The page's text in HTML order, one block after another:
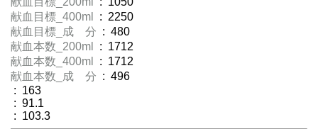
献血目標_400ml
: 2250
献血目標_成 分 : 480
献血本数_200ml
: 1712
献血本数_400ml
: 1712
献血本数_成 分 : 496
: 163
: 91.1
: 103.3